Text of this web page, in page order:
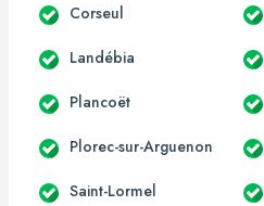
Corseul
Landébia
Plancoët
Plorec-sur-Arguenon
Saint-Lormel